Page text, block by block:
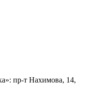
пр-т Нахимова, 14,